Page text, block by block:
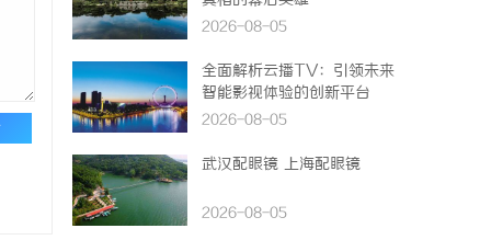
2026-08-05
全面解析云播TV：引领未来
智能影视体验的创新平台
2026-08-05
武汉配眼镜 上海配眼镜
2026-08-05